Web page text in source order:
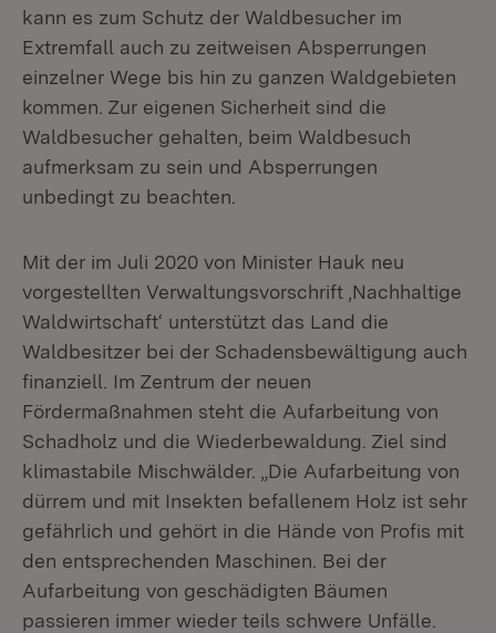
kann es zum Schutz der Waldbesucher im
Extremfall auch zu zeitweisen Absperrungen
einzelner Wege bis hin zu ganzen Waldgebieten
kommen. Zur eigenen Sicherheit sind die
Waldbesucher gehalten, beim Waldbesuch
aufmerksam zu sein und Absperrungen
unbedingt zu beachten.
Mit der im Juli 2020 von Minister Hauk neu
vorgestellten Verwaltungsvorschrift ‚Nachhaltige
Waldwirtschaft‘ unterstützt das Land die
Waldbesitzer bei der Schadensbewältigung auch
finanziell. Im Zentrum der neuen
Fördermaßnahmen steht die Aufarbeitung von
Schadholz und die Wiederbewaldung. Ziel sind
klimastabile Mischwälder. „Die Aufarbeitung von
dürrem und mit Insekten befallenem Holz ist sehr
gefährlich und gehört in die Hände von Profis mit
den entsprechenden Maschinen. Bei der
Aufarbeitung von geschädigten Bäumen
passieren immer wieder teils schwere Unfälle.